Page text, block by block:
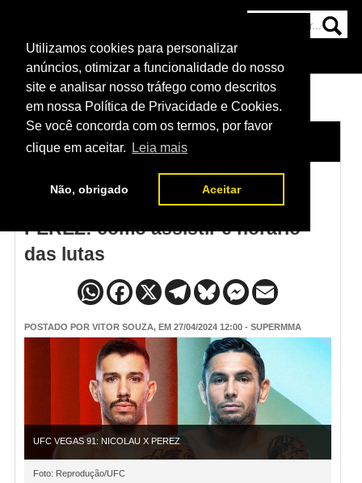
Utilizamos cookies para personalizar
anúncios, otimizar a funcionalidade do nosso
site e analisar nosso tráfego como descritos
em nossa Política de Privacidade e Cookies.
Se você concorda com os termos, por favor
clique em aceitar.
Leia mais
Não, obrigado Aceitar
NOTÍCIAS
HOME NOTÍCIAS
UFC VEGAS 91: NICOLAU X
PEREZ: como assistir e horário
das lutas
POSTADO POR VITOR SOUZA, EM 27/04/2024 12:00 - SUPERMMA
UFC VEGAS 91: NICOLAU X PEREZ
Foto: Reprodução/UFC